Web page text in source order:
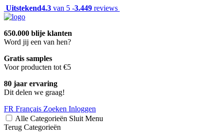
Uitstekend4.3 van 5 -3.449 reviews
650.000 blije klanten
Word jij een van hen?
Gratis samples
Voor producten tot €5
80 jaar ervaring
Dit delen we graag!
FR Français Zoeken Inloggen
Alle Categorieën Sluit Menu
Terug Categorieën